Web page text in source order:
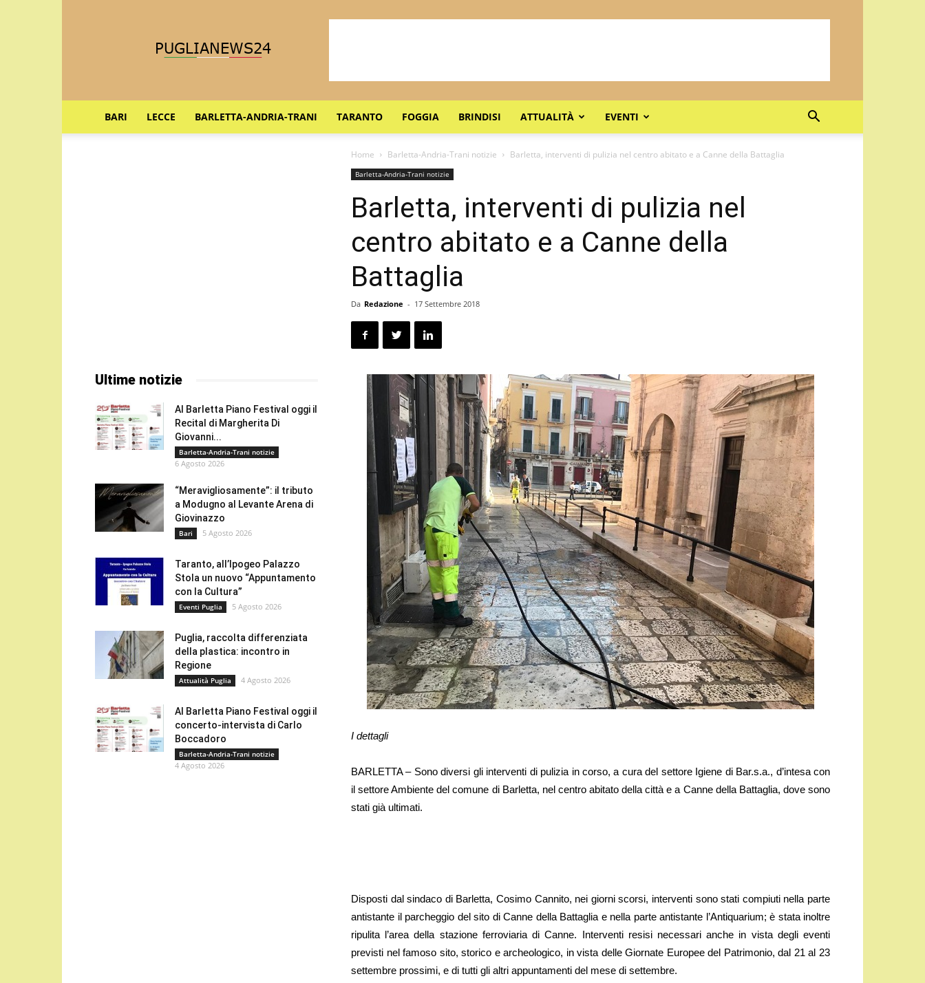
BARI LECCE BARLETTA-ANDRIA-TRANI TARANTO FOGGIA BRINDISI ATTUALITÀ EVENTI
Home Barletta-Andria-Trani notizie Barletta, interventi di pulizia nel centro abitato e a Canne della Battaglia
Barletta-Andria-Trani notizie
Barletta, interventi di pulizia nel
centro abitato e a Canne della
Battaglia
Da Redazione - 17 Settembre 2018
I dettagli
BARLETTA – Sono diversi gli interventi di pulizia in corso, a cura del settore Igiene di Bar.s.a., d’intesa con
il settore Ambiente del comune di Barletta, nel centro abitato della città e a Canne della Battaglia, dove sono
stati già ultimati.
Disposti dal sindaco di Barletta, Cosimo Cannito, nei giorni scorsi, interventi sono stati compiuti nella parte
antistante il parcheggio del sito di Canne della Battaglia e nella parte antistante l’Antiquarium; è stata inoltre
ripulita l’area della stazione ferroviaria di Canne. Interventi resisi necessari anche in vista degli eventi
previsti nel famoso sito, storico e archeologico, in vista delle Giornate Europee del Patrimonio, dal 21 al 23
settembre prossimi, e di tutti gli altri appuntamenti del mese di settembre.
Ultime notizie
Al Barletta Piano Festival oggi il
Recital di Margherita Di
Giovanni...
Barletta-Andria-Trani notizie
6 Agosto 2026
“Meravigliosamente”: il tributo
a Modugno al Levante Arena di
Giovinazzo
Bari 5 Agosto 2026
Taranto, all’Ipogeo Palazzo
Stola un nuovo “Appuntamento
con la Cultura”
Eventi Puglia 5 Agosto 2026
Puglia, raccolta differenziata
della plastica: incontro in
Regione
Attualità Puglia 4 Agosto 2026
Al Barletta Piano Festival oggi il
concerto-intervista di Carlo
Boccadoro
Barletta-Andria-Trani notizie
4 Agosto 2026